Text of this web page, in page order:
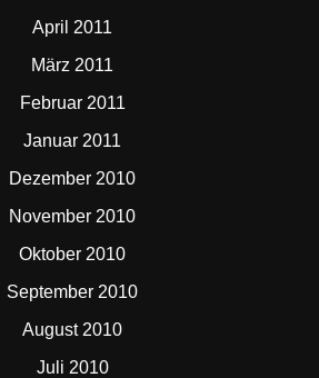
April 2011
März 2011
Februar 2011
Januar 2011
Dezember 2010
November 2010
Oktober 2010
September 2010
August 2010
Juli 2010